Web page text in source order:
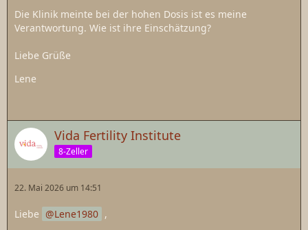
Die Klinik meinte bei der hohen Dosis ist es meine
Verantwortung. Wie ist ihre Einschätzung?
Liebe Grüße
Lene
Vida Fertility Institute
8-Zeller
22. Mai 2026 um 14:51
Liebe Lene1980 ,